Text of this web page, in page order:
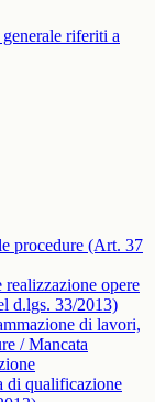
riferiti a
procedure (Art. 37
opere
d.lgs. 33/2013)
di lavori,
/ Mancata
di qualificazione